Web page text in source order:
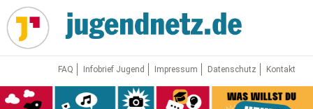
Direkt
zum
Inhalt
FAQ Infobrief Jugend Impressum Datenschutz Kontakt